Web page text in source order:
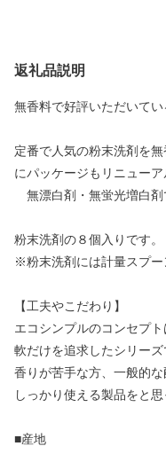
返礼品説明
無香料で好評いただいて
定番で人気の粉末洗剤を
にパッケージもリニューア
無漂白剤・無蛍光増白剤
粉末洗剤の８個入りです。
※粉末洗剤には計量スプー
【工夫やこだわり】
エコシンプルのコンセプ
軟だけを追求したシリーズ
香りが苦手な方、一般的
しっかり使える製品をと思
■産地